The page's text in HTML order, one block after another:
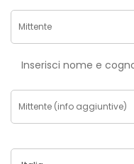
Inserisci